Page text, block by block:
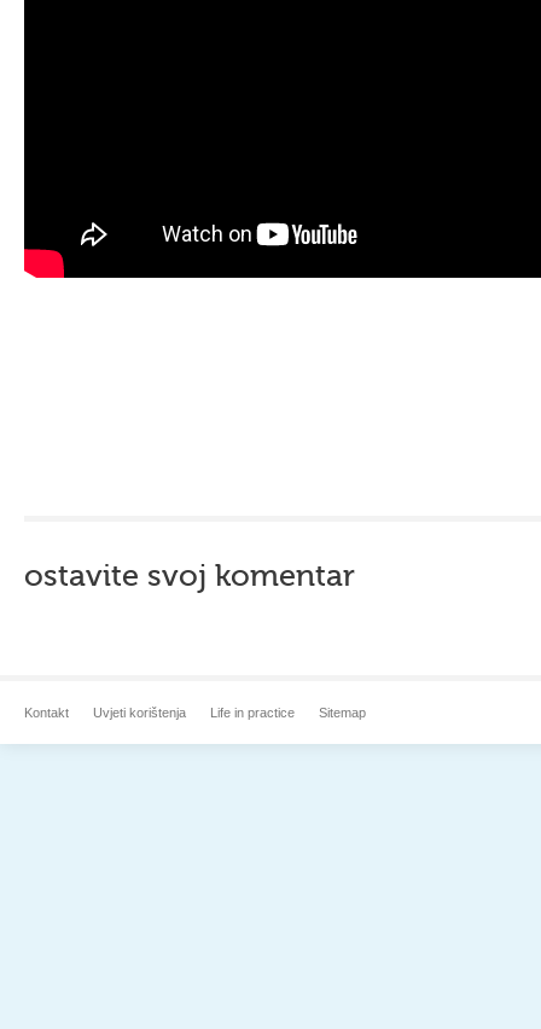
ostavite svoj komentar
Kontakt Uvjeti korištenja Life in practice Sitemap